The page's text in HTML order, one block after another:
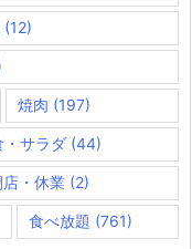
(12)
焼肉 (197)
・サラダ (44)
店・休業(2)
食べ放題 (761)